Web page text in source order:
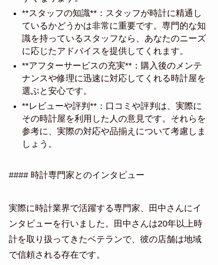
**スタッフの知識**：スタッフが時計に精通し
ているかどうかは非常に重要です。専門的な知
識を持っているスタッフなら、あなたのニーズ
に応じたアドバイスを提供してくれます。
**アフターサービスの充実**：購入後のメンテ
ナンスや修理に迅速に対応してくれる時計屋を
選ぶと安心です。
**レビューや評判**：口コミや評判は、実際に
その時計屋を利用した人の意見です。それらを
参考に、実際の対応や品揃えについて考慮しま
しょう。
#### 時計専門家とのインタビュー
実際に時計業界で活躍する専門家、田中さんにイ
ンタビューを行いました。田中さんは20年以上時
計を取り扱ってきたベテランで、彼の店舗は地域
で信頼される存在です。